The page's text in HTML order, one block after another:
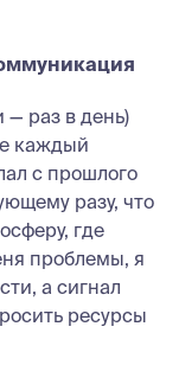
— раз в день)
каждый
с прошлого
разу, что
где
проблемы, я
а сигнал
ресурсы